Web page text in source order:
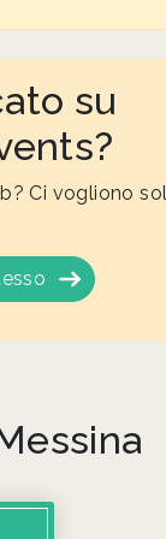
su
Ci vogliono